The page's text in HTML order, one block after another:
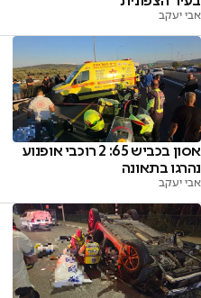
אבי יעקב
אסון בכביש 65: 2 רוכבי אופנוע
נהרגו בתאונה
אבי יעקב